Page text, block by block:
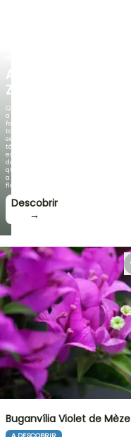
AGAPANTHUS
ZAMBEZI
Quando
a
folhagem
torna-
se
tão
espetacular
do
que
a
floração!
Descobrir
→
Buganvília Violet de Mèze